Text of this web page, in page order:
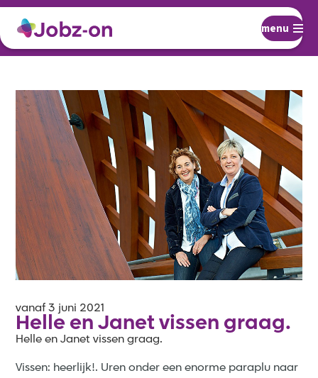
menu
vanaf 3 juni 2021
Helle en Janet vissen graag.
Helle en Janet vissen graag.
Vissen: heerlijk!. Uren onder een enorme paraplu naar